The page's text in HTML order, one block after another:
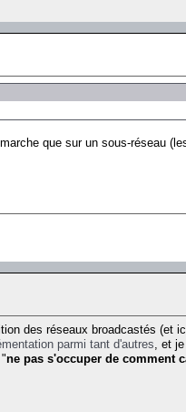
que sur un sous-réseau
des réseaux broadcastés (et
parmi tant d'autres , et
ne pas s'occuper de comment